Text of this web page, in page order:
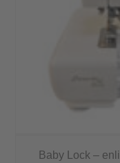
Baby Lock –